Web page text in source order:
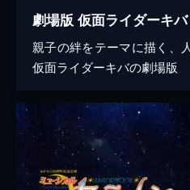
劇場版 仮面ライダーキ
親子の絆をテーマに描く、
仮面ライダーキバの劇場版